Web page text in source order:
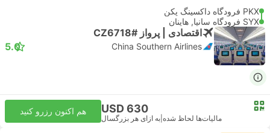
PKX فرودگاه داکسینگ پکن
SYX فرودگاه سانیا, هاینان
اقتصادی | پرواز #CZ6718
China Southern Airlines
5.0
USD 630
مالیات‌ها لحاظ شده به ازای هر بزرگسال
هم اکنون رزرو کنید